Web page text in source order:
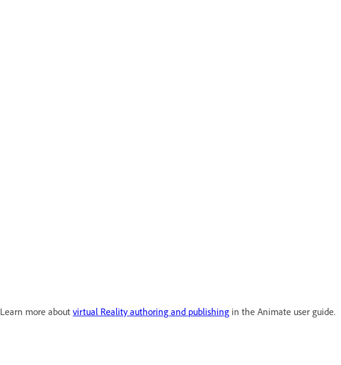
Learn more about virtual Reality authoring and publishing in the Animate user guide.